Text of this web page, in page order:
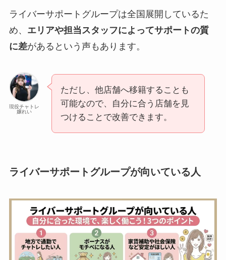
ライバーサポートグループは全国展開しているた
め、 エリアや担当スタッフによってサポートの質
に差があるという声もあります。
現役チャトレ
嬢れい
ただし、他店舗へ移籍することも
可能なので、自分に合う店舗を見
つけることで改善できます。
ライバーサポートグループが向いている人